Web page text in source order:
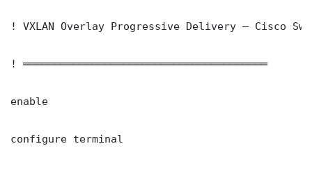
! VXLAN Overlay Progressive Delivery — Cisco
! ═══════════════════════════════════════
enable
configure terminal